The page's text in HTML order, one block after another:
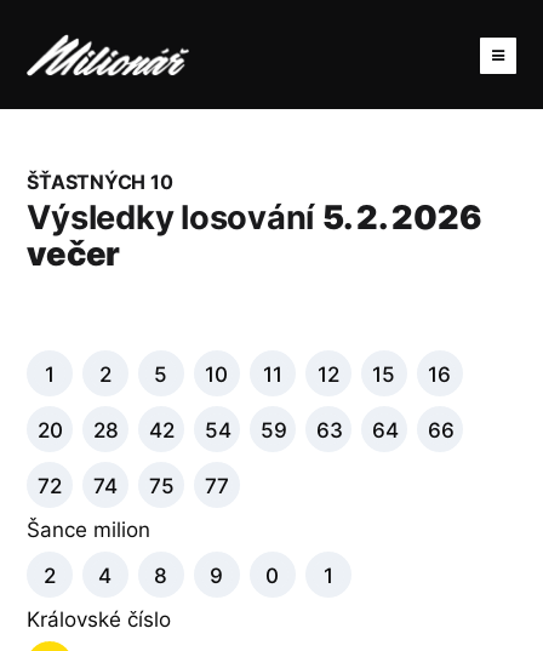
ŠŤASTNÝCH 10
Výsledky losování 5. 2. 2026
večer
1 2 5 10 11 12 15 16
20 28 42 54 59 63 64 66
72 74 75
77
Šance milion
2
4 8 9 0
1
Královské číslo